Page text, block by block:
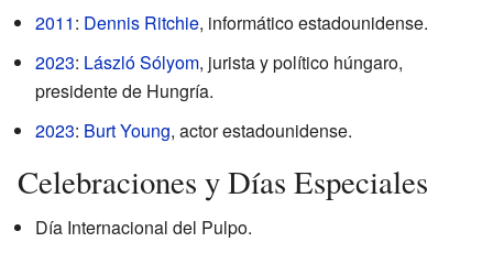
2011: Dennis Ritchie, informático estadounidense.
2023: László Sólyom, jurista y político húngaro,
presidente de Hungría.
2023: Burt Young, actor estadounidense.
Celebraciones y Días Especiales
Día Internacional del Pulpo.